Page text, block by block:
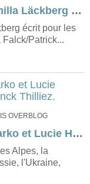
LE DOMPTEUR DE LIONS de Camilla Läckberg [critique]
écrit pour les
Patrick...
OVERBLOG
Les pérégrinations de Franck Sharko et Lucie Hennebelle dans les romans de Franck Thilliez.
Alpes, la
l'Ukraine,